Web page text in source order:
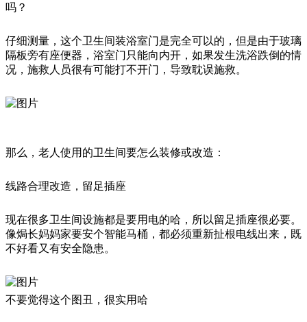
吗？
仔细测量，这个卫生间装浴室门是完全可以的，但是由于玻璃
隔板旁有座便器，浴室门只能向内开，如果发生洗浴跌倒的情
况，施救人员很有可能打不开门，导致耽误施救。
那么，老人使用的卫生间要怎么装修或改造：
线路合理改造，留足插座
现在很多卫生间设施都是要用电的哈，所以留足插座很必要。
像焗长妈妈家要安个智能马桶，都必须重新扯根电线出来，既
不好看又有安全隐患。
不要觉得这个图丑，很实用哈